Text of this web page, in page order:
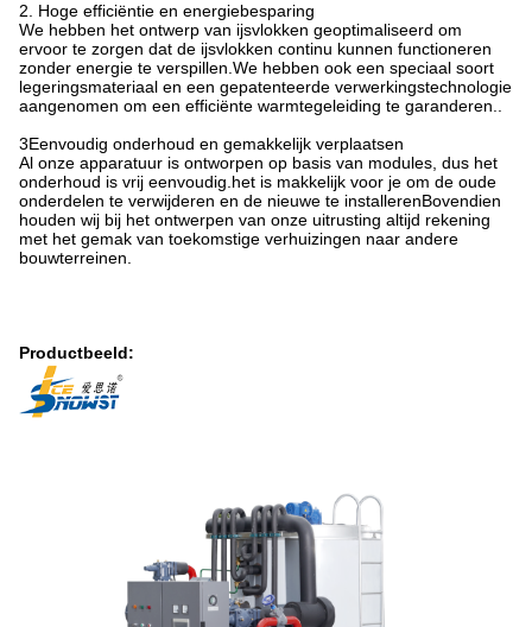
2. Hoge efficiëntie en energiebesparing
We hebben het ontwerp van ijsvlokken geoptimaliseerd om
ervoor te zorgen dat de ijsvlokken continu kunnen functioneren
zonder energie te verspillen.We hebben ook een speciaal soort
legeringsmateriaal en een gepatenteerde verwerkingstechnologie
aangenomen om een efficiënte warmtegeleiding te garanderen..
3Eenvoudig onderhoud en gemakkelijk verplaatsen
Al onze apparatuur is ontworpen op basis van modules, dus het
onderhoud is vrij eenvoudig.het is makkelijk voor je om de oude
onderdelen te verwijderen en de nieuwe te installerenBovendien
houden wij bij het ontwerpen van onze uitrusting altijd rekening
met het gemak van toekomstige verhuizingen naar andere
bouwterreinen.
Productbeeld: